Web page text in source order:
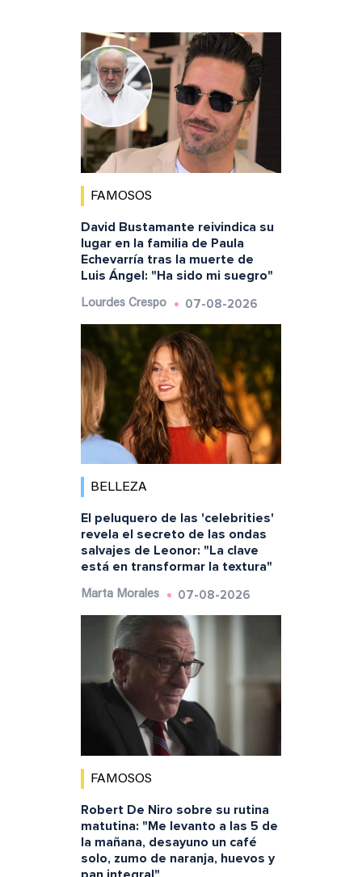
FAMOSOS
David Bustamante reivindica su
lugar en la familia de Paula
Echevarría tras la muerte de
Luis Ángel: "Ha sido mi suegro"
Lourdes Crespo 07-08-2026
BELLEZA
El peluquero de las 'celebrities'
revela el secreto de las ondas
salvajes de Leonor: "La clave
está en transformar la textura"
Marta Morales 07-08-2026
FAMOSOS
Robert De Niro sobre su rutina
matutina: "Me levanto a las 5 de
la mañana, desayuno un café
solo, zumo de naranja, huevos y